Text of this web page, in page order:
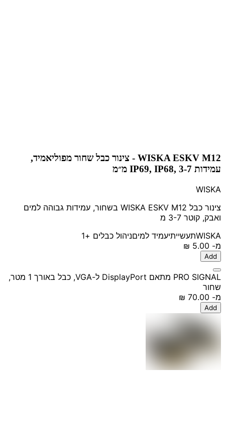
WISKA ESKV M12 - צינור כבל שחור מפוליאמיד,
עמידות IP69, IP68, 3-7 מ״מ
WISKA
צינור כבל WISKA ESKV M12 בשחור, עמידות גבוהה למים
ואבק, קוטר 3-7 מ
WISKAתעשייתיעמיד למיםניהול כבלים +1
מ-
Add
PRO SIGNAL מתאם DisplayPort ל-VGA, כבל באורך 1 מטר,
שחור
מ-
Add